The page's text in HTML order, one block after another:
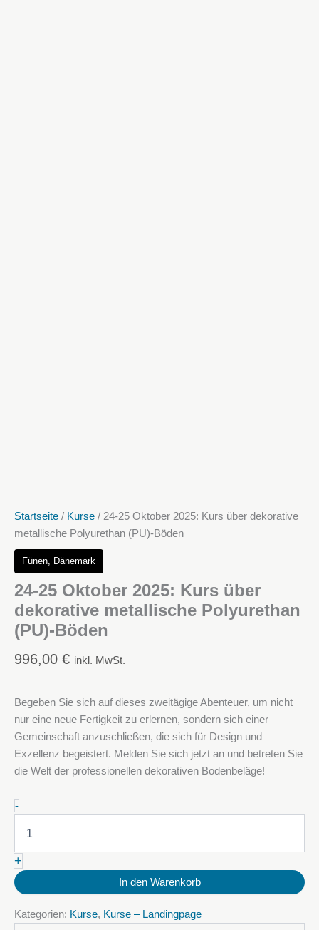
Startseite / Kurse / 24-25 Oktober 2025: Kurs über dekorative
metallische Polyurethan (PU)-Böden
Fünen, Dänemark
24-25 Oktober 2025: Kurs über
dekorative metallische Polyurethan
(PU)-Böden
996,00 € inkl. MwSt.
Begeben Sie sich auf dieses zweitägige Abenteuer, um nicht
nur eine neue Fertigkeit zu erlernen, sondern sich einer
Gemeinschaft anzuschließen, die sich für Design und
Exzellenz begeistert. Melden Sie sich jetzt an und betreten Sie
die Welt der professionellen dekorativen Bodenbeläge!
-24-
25
Oktober
Kurs
über
dekorative
Polyurethan
+
In den Warenkorb
Kategorien: Kurse, Kurse – Landingpage